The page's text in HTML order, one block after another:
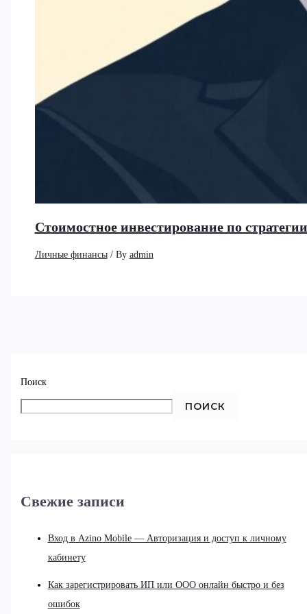
Поиск
ПОИСК
Свежие записи
Вход в Azino Mobile — Авторизация и доступ к личному
кабинету
Как зарегистрировать ИП или ООО онлайн быстро и без
ошибок
Стоимостное инвестирование по
Личные финансы/ By admin